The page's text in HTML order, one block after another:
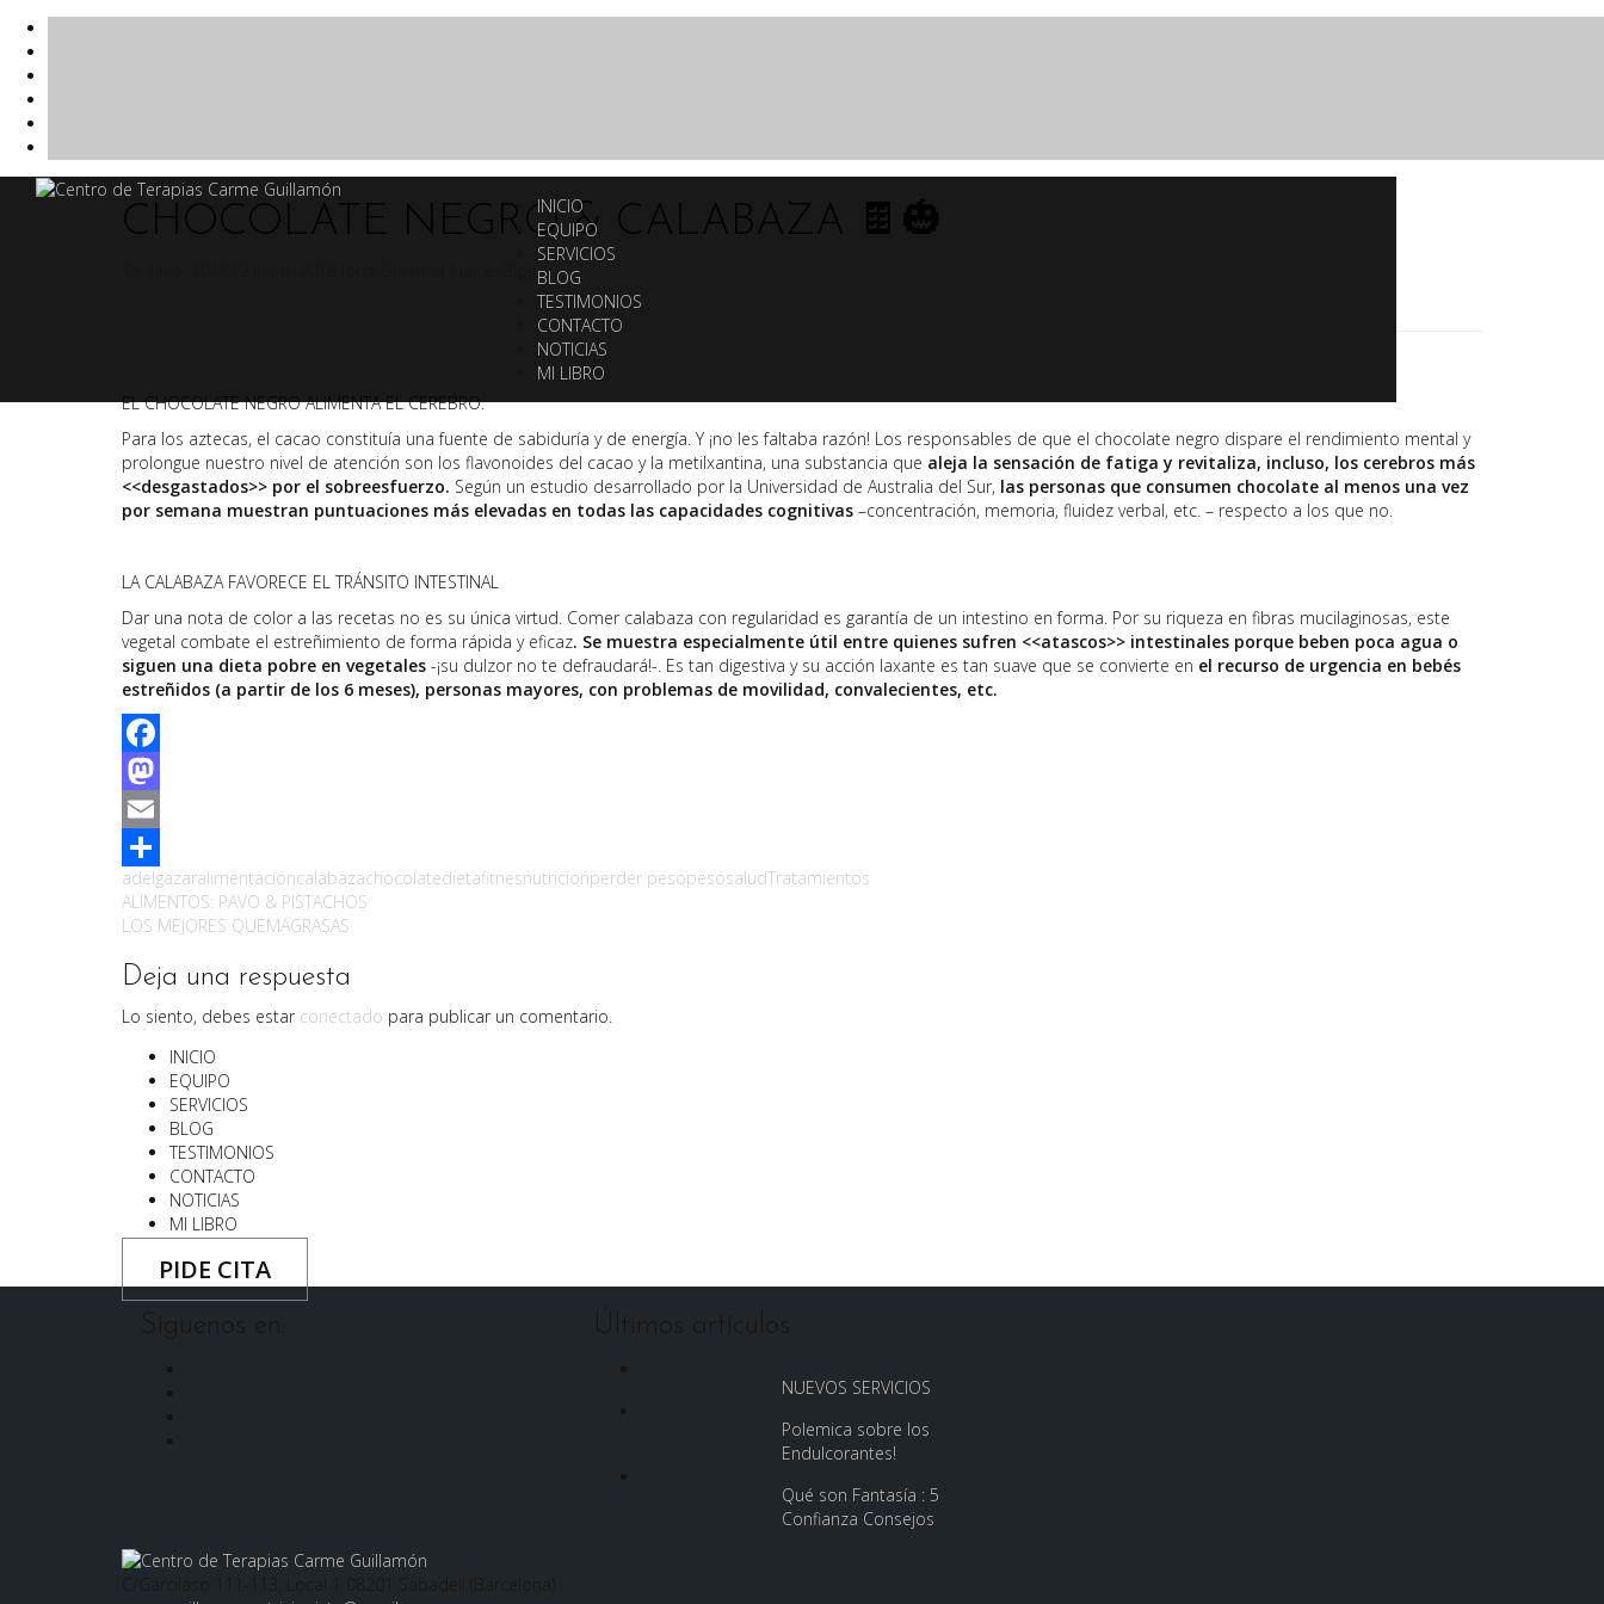
Saltar
INICIO
EQUIPO
SERVICIOS
BLOG
TESTIMONIOS
CONTACTO
NOTICIAS
MI LIBRO
CHOCOLATE NEGRO & CALABAZA 🍫🎃
EL CHOCOLATE NEGRO ALIMENTA EL CEREBRO.
Para los aztecas, el cacao constituía una fuente de sabiduría y de energía. Y ¡no les faltaba razón! Los responsables de que el chocolate negro dispare el rendimiento mental y
prolongue nuestro nivel de atención son los flavonoides del cacao y la metilxantina, una substancia que aleja la sensación de fatiga y revitaliza, incluso, los cerebros más
<<desgastados>> por el sobreesfuerzo. Según un estudio desarrollado por la Universidad de Australia del Sur, las personas que consumen chocolate al menos una vez
por semana muestran puntuaciones más elevadas en todas las capacidades cognitivas –concentración, memoria, fluidez verbal, etc. – respecto a los que no.
LA CALABAZA FAVORECE EL TRÁNSITO INTESTINAL
Dar una nota de color a las recetas no es su única virtud. Comer calabaza con regularidad es garantía de un intestino en forma. Por su riqueza en fibras mucilaginosas, este
vegetal combate el estreñimiento de forma rápida y eficaz. Se muestra especialmente útil entre quienes sufren <<atascos>> intestinales porque beben poca agua o
siguen una dieta pobre en vegetales -¡su dulzor no te defraudará!-. Es tan digestiva y su acción laxante es tan suave que se convierte en el recurso de urgencia en bebés
estreñidos (a partir de los 6 meses), personas mayores, con problemas de movilidad, convalecientes, etc.
Facebook
Mastodon
Email
Compartir
adelgazaralimentacioncalabazachocolatedietafitnesnutricionperder pesopesosaludTratamientos
Navegación
entradas
ALIMENTOS: PAVO & PISTACHOS
LOS MEJORES QUEMAGRASAS
Deja una respuesta
Lo siento, debes estar conectado para publicar un comentario.
INICIO
EQUIPO
SERVICIOS
BLOG
TESTIMONIOS
CONTACTO
NOTICIAS
MI LIBRO
PIDE CITA
NUEVOS SERVICIOS
Polemica sobre los
Endulcorantes!
Qué son Fantasía : 5
Confianza Consejos